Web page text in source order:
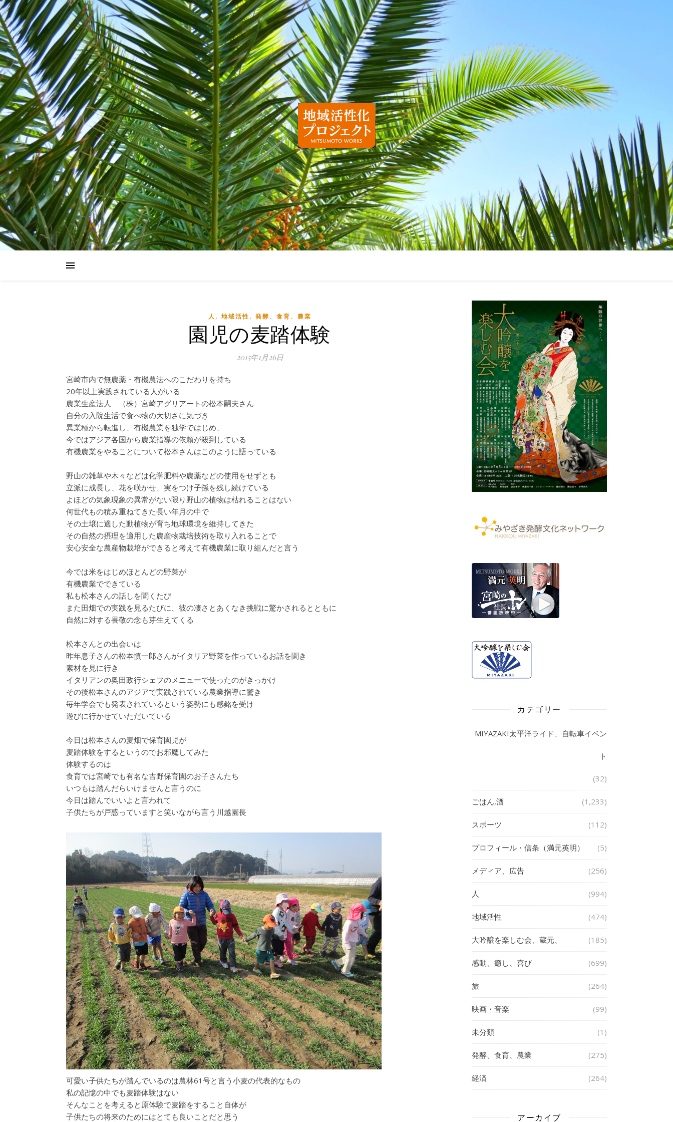
人 , 地域活性, 発酵、食育、農業
園児の麦踏体験
2015年1月26日
宮崎市内で無農薬・有機農法へのこだわりを持ち
20年以上実践されている人がいる
農業生産法人 （株）宮崎アグリアートの松本嗣夫さん
自分の入院生活で食べ物の大切さに気づき
異業種から転進し、有機農業を独学ではじめ、
今ではアジア各国から農業指導の依頼が殺到している
有機農業をやることについて松本さんはこのように語っている
野山の雑草や木々などは化学肥料や農薬などの使用をせずとも
立派に成長し、花を咲かせ、実をつけ子孫を残し続けている
よほどの気象現象の異常がない限り野山の植物は枯れることはない
何世代もの積み重ねてきた長い年月の中で
その土壌に適した動植物が育ち地球環境を維持してきた
その自然の摂理を適用した農産物栽培技術を取り入れることで
安心安全な農産物栽培ができると考えて有機農業に取り組んだと言う
今では米をはじめほとんどの野菜が
有機農業でできている
私も松本さんの話しを聞くたび
また田畑での実践を見るたびに、彼の凄さとあくなき挑戦に驚かされるとともに
自然に対する畏敬の念も芽生えてくる
松本さんとの出会いは
昨年息子さんの松本慎一郎さんがイタリア野菜を作っているお話を聞き
素材を見に行き
イタリアンの奥田政行シェフのメニューで使ったのがきっかけ
その後松本さんのアジアで実践されている農業指導に驚き
毎年学会でも発表されているという姿勢にも感銘を受け
遊びに行かせていただいている
今日は松本さんの麦畑で保育園児が
麦踏体験をするというのでお邪魔してみた
体験するのは
食育では宮崎でも有名な吉野保育園のお子さんたち
いつもは踏んだらいけませんと言うのに
今日は踏んでいいよと言われて
子供たちが戸惑っていますと笑いながら言う川越園長
可愛い子供たちが踏んでいるのは農林61号と言う小麦の代表的なもの
私の記憶の中でも麦踏体験はない
そんなことを考えると原体験で麦踏をすること自体が
子供たちの将来のためにはとても良いことだと思う
カテゴリー
MIYAZAKI太平洋ライド、自転車イベン
ト
(32)
ごはん,酒 (1,233)
スポーツ (112)
プロフィール・信条（満元英明） (5)
メディア、広告 (256)
人 (994)
地域活性 (474)
大吟醸を楽しむ会、蔵元、 (185)
感動、癒し、喜び (699)
旅 (264)
映画・音楽 (99)
未分類 (1)
発酵、食育、農業 (275)
経済 (264)
アーカイブ